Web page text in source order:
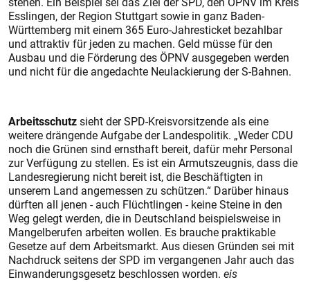
Esslingen, der Region Stuttgart sowie in ganz Baden-
Württemberg mit einem 365 Euro-Jahresticket bezahlbar
und attraktiv für jeden zu machen. Geld müsse für den
Ausbau und die Förderung des ÖPNV ausgegeben werden
und nicht für die angedachte Neulackierung der S-Bahnen.
Arbeitsschutzsieht der SPD-Kreisvorsitzende als eine
weitere drängende Aufgabe der Landespolitik. „Weder CDU
noch die Grünen sind ernsthaft bereit, dafür mehr Personal
zur Verfügung zu stellen. Es ist ein Armutszeugnis, dass die
Landesregierung nicht bereit ist, die Beschäftigten in
unserem Land angemessen zu schützen.“ Darüber hinaus
dürften all jenen - auch Flüchtlingen - keine Steine in den
Weg gelegt werden, die in Deutschland beispielsweise in
Mangelberufen arbeiten wollen. Es brauche praktikable
Gesetze auf dem Arbeitsmarkt. Aus diesen Gründen sei mit
Nachdruck seitens der SPD im vergangenen Jahr auch das
Einwanderungsgesetz beschlossen worden. eis